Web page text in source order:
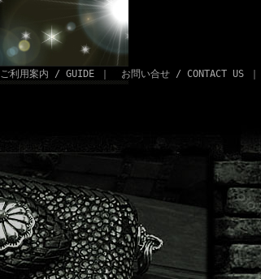
ご利用案内 / GUIDE お問い合せ / CONTACT US